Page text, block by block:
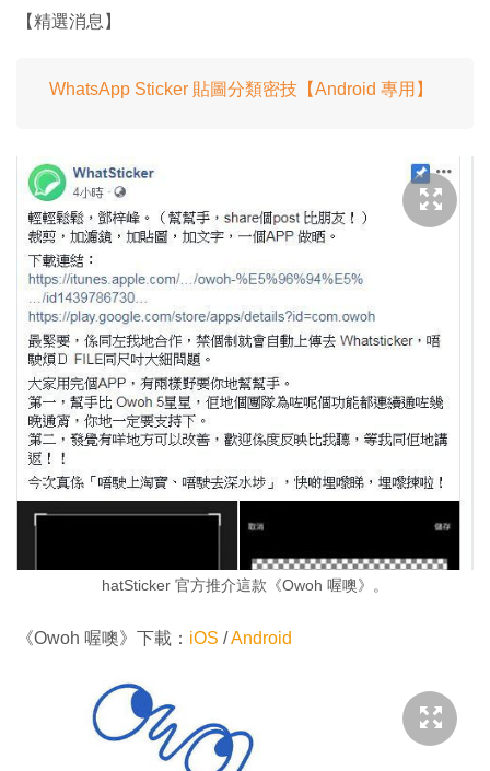
【精選消息】
WhatsApp Sticker 貼圖分類密技【Android 專用】
hatSticker 官方推介這款《Owoh 喔噢》。
《Owoh 喔噢》下載： iOS /Android